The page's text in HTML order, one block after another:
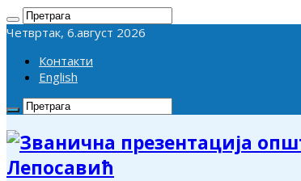
Четвртак, 6.август 2026
Контакти
English
Лепосавић